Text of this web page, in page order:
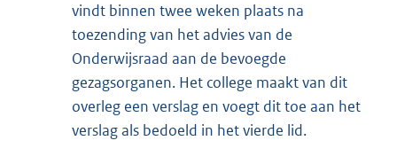
vindt binnen twee weken plaats na
toezending van het advies van de
Onderwijsraad aan de bevoegde
gezagsorganen. Het college maakt van dit
overleg een verslag en voegt dit toe aan het
verslag als bedoeld in het vierde lid.